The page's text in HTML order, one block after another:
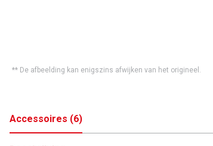
** De afbeelding kan enigszins afwijken van het origineel.
Accessoires (6)